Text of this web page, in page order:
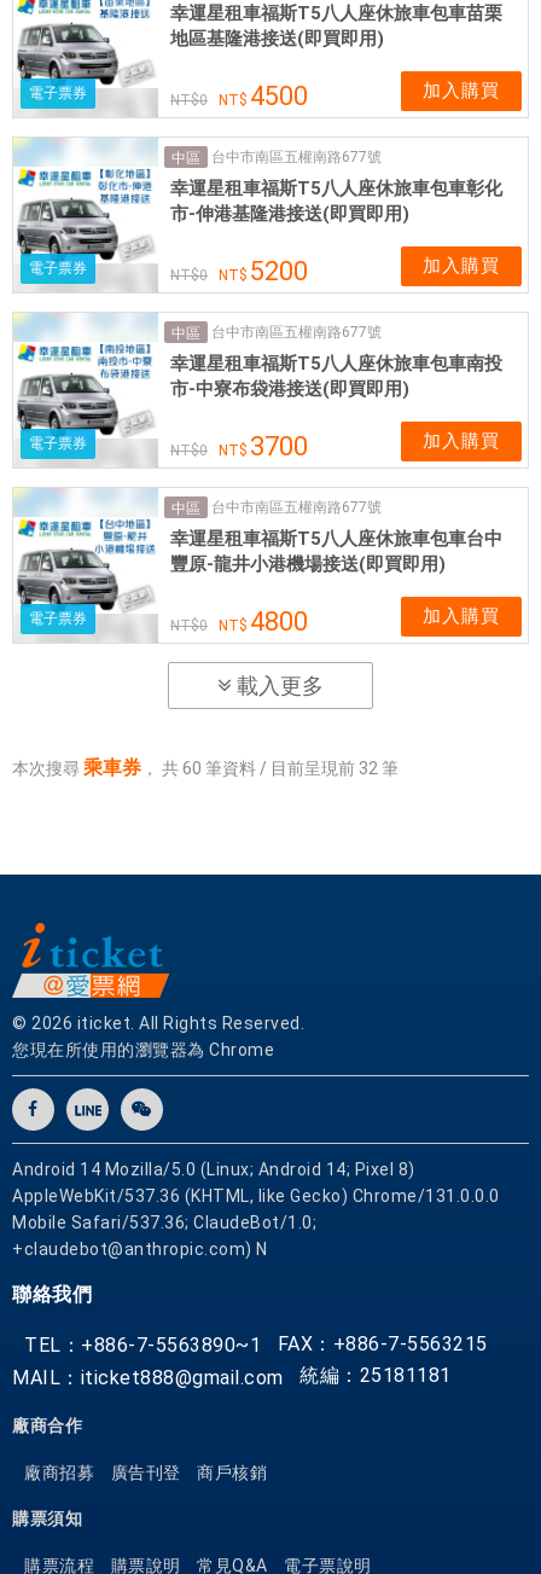
電子票券
幸運星租車福斯T5八人座休旅車包車苗栗
地區基隆港接送(即買即用)
0 4500 加入購買
電子票券
中區 台中市南區五權南路677號
幸運星租車福斯T5八人座休旅車包車彰化
市-伸港基隆港接送(即買即用)
0 5200 加入購買
電子票券
中區 台中市南區五權南路677號
幸運星租車福斯T5八人座休旅車包車南投
市-中寮布袋港接送(即買即用)
0 3700 加入購買
電子票券
中區 台中市南區五權南路677號
幸運星租車福斯T5八人座休旅車包車台中
豐原-龍井小港機場接送(即買即用)
0 4800 加入購買
載入更多
本次搜尋 乘車券 ， 共60 筆資料 / 目前呈現前 32 筆
© 2026 iticket. All Rights Reserved.
您現在所使用的瀏覽器為 Chrome
Android 14 Mozilla/5.0 (Linux; Android 14; Pixel 8)
AppleWebKit/537.36 (KHTML, like Gecko) Chrome/131.0.0.0
Mobile Safari/537.36; ClaudeBot/1.0;
+claudebot@anthropic.com) N
聯絡我們
TEL：+886-7-5563890~1
FAX：+886-7-5563215
MAIL：iticket888@gmail.com
統編：25181181
廠商合作
廠商招募 廣告刊登 商戶核銷
購票須知
購票流程 購票說明 常見Q&A 電子票說明